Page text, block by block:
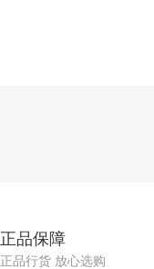
正品保障
正品行货 放心选购